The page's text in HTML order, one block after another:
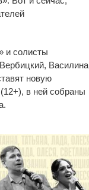
и солисты
Василина
новую
(12+), в ней собраны